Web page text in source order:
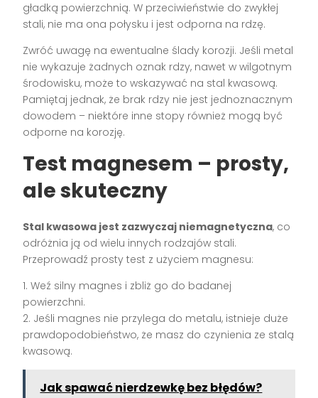
gładką powierzchnią. W przeciwieństwie do zwykłej
stali, nie ma ona połysku i jest odporna na rdzę.
Zwróć uwagę na ewentualne ślady korozji. Jeśli metal
nie wykazuje żadnych oznak rdzy, nawet w wilgotnym
środowisku, może to wskazywać na stal kwasową.
Pamiętaj jednak, że brak rdzy nie jest jednoznacznym
dowodem – niektóre inne stopy również mogą być
odporne na korozję.
Test magnesem – prosty,
ale skuteczny
Stal kwasowa jest zazwyczaj niemagnetyczna, co
odróżnia ją od wielu innych rodzajów stali.
Przeprowadź prosty test z użyciem magnesu:
1. Weź silny magnes i zbliż go do badanej
powierzchni.
2. Jeśli magnes nie przylega do metalu, istnieje duże
prawdopodobieństwo, że masz do czynienia ze stalą
kwasową.
Jak spawać nierdzewkę bez błędów?